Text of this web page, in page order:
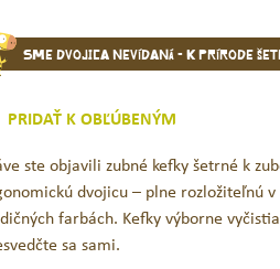
Sme dvojica nevídaná - k prírode
PRIDAŤ K OBĽÚBENÝM
ste objavili zubné kefky šetrné k
dvojicu – plne rozložiteľnú
farbách. Kefky výborne
sa sami.